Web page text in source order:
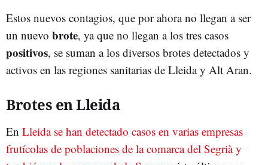
Estos nuevos contagios, que por ahora no llegan a ser
un nuevo brote, ya que no llegan a los tres casos
positivos, se suman a los diversos brotes detectados y
activos en las regiones sanitarias de Lleida y Alt Aran.
Brotes en Lleida
En Lleida se han detectado casos en varias empresas
frutícolas de poblaciones de la comarca del Segrià y